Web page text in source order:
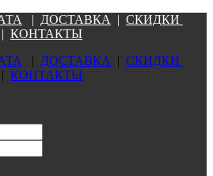
| ДОСТАВКА | СКИДКИ
КОНТАКТЫ
| ДОСТАВКА | СКИДКИ
КОНТАКТЫ